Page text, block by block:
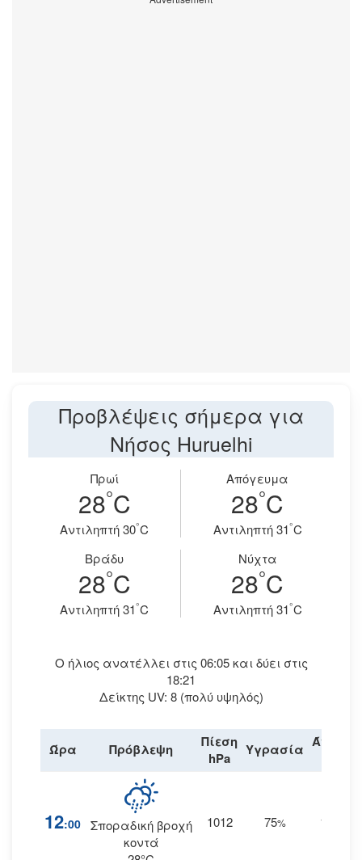
Προβλέψεις σήμερα για
Νήσος Huruelhi
Πρωί
28°C
Aντιληπτή 30°C
Απόγευμα
28°C
Aντιληπτή 31°C
Βράδυ
28°C
Aντιληπτή 31°C
Νύχτα
28°C
Aντιληπτή 31°C
Ο ήλιος ανατέλλει στις 06:05 και δύει στις
18:21
Δείκτης UV: 8 (πολύ υψηλός)
Ώρα Πρόβλεψη
Πίεση
hPa
Υγρασία Άνεμος
12:00 Σποραδική βροχή
κοντά
1012 75% 16